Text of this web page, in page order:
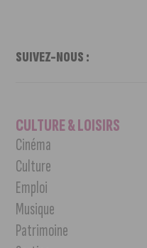
SUIVEZ-NOUS :
CULTURE & LOISIRS
Cinéma
Culture
Emploi
Musique
Patrimoine